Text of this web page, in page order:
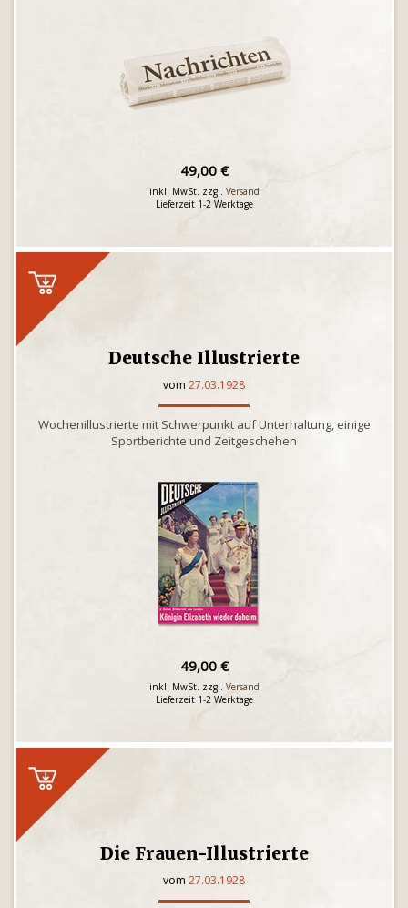
49,00 €
inkl. MwSt. zzgl. Versand
Lieferzeit 1-2 Werktage
Deutsche Illustrierte
vom 27.03.1928
Wochenillustrierte mit Schwerpunkt auf Unterhaltung, einige
Sportberichte und Zeitgeschehen
49,00 €
inkl. MwSt. zzgl. Versand
Lieferzeit 1-2 Werktage
Die Frauen-Illustrierte
vom 27.03.1928